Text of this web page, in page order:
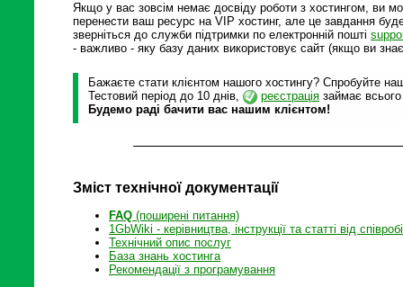
Якщо у вас зовсім немає досвіду роботи з хостингом, ви
перенести ваш ресурс на VIP хостинг, але це завдання
зверніться до служби підтримки по електронній пошті
- важливо - яку базу даних використовує сайт (якщо ви
Бажаєте стати клієнтом нашого хостингу? Спробуйте
Тестовий період до 10 днів,
реєстрація займає
Будемо раді бачити вас нашим клієнтом!
Зміст технічної документації
FAQ (поширені питання)
1GbWiki - керівництва, інструкції та статті від
Технічний опис послуг
База знань хостинга
Рекомендації з програмування